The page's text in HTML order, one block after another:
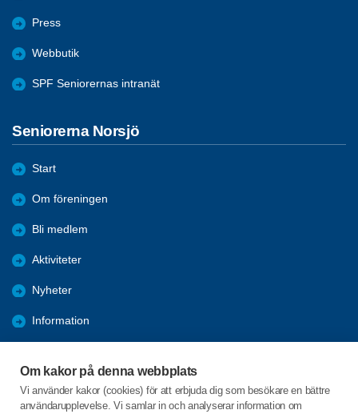
Om kakor på denna webbplats
Vi använder kakor (cookies) för att erbjuda dig som besökare en bättre
användarupplevelse. Vi samlar in och analyserar information om
Press
Webbutik
SPF Seniorernas intranät
Seniorerna Norsjö
Start
Om föreningen
Bli medlem
Aktiviteter
Nyheter
Information